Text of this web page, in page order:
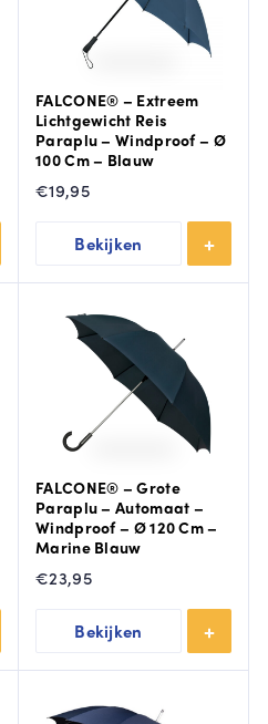
FALCONE® – Extreem
Lichtgewicht Reis
Paraplu – Windproof – Ø
100 Cm – Blauw
€19,95
Bekijken
FALCONE® – Grote
Paraplu – Automaat –
Windproof – Ø 120 Cm –
Marine Blauw
€23,95
Bekijken